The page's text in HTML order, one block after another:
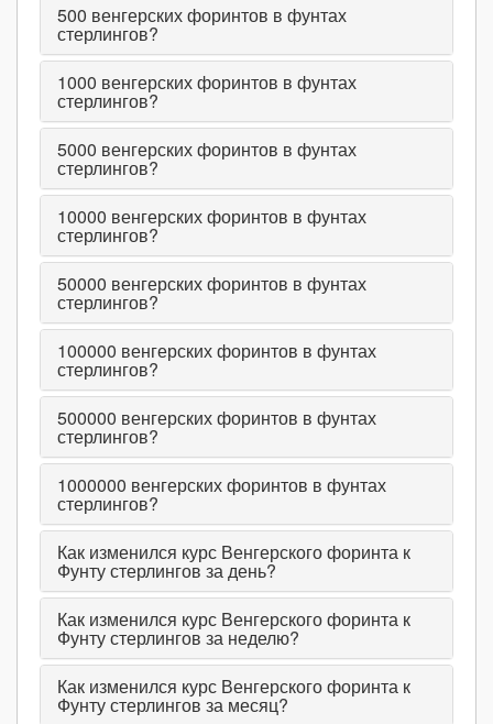
500 венгерских форинтов в фунтах
стерлингов?
1000 венгерских форинтов в фунтах
стерлингов?
5000 венгерских форинтов в фунтах
стерлингов?
10000 венгерских форинтов в фунтах
стерлингов?
50000 венгерских форинтов в фунтах
стерлингов?
100000 венгерских форинтов в фунтах
стерлингов?
500000 венгерских форинтов в фунтах
стерлингов?
1000000 венгерских форинтов в фунтах
стерлингов?
Как изменился курс Венгерского форинта к
Фунту стерлингов за день?
Как изменился курс Венгерского форинта к
Фунту стерлингов за неделю?
Как изменился курс Венгерского форинта к
Фунту стерлингов за месяц?